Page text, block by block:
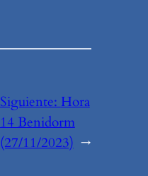
Siguiente: Hora
14 Benidorm
(27/11/2023) →